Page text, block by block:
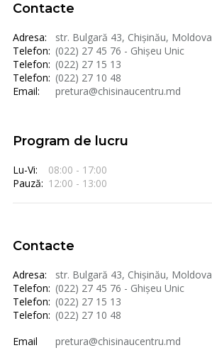
Contacte
Adresa:
str. Bulgară 43, Chișinău, Moldova
Telefon: (022) 27 45 76 - Ghișeu Unic
Telefon: (022) 27 15 13
Telefon: (022) 27 10 48
Email:
pretura@chisinaucentru.md
Program de lucru
Lu-Vi:
08:00 - 17:00
Pauză: 12:00 - 13:00
Contacte
Adresa:
str. Bulgară 43, Chișinău, Moldova
Telefon: (022) 27 45 76 - Ghișeu Unic
Telefon: (022) 27 15 13
Telefon: (022) 27 10 48
Email
pretura@chisinaucentru.md